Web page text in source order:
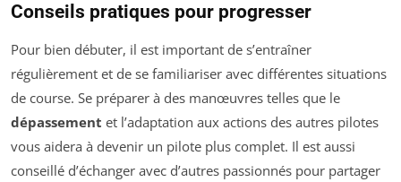
Conseils pratiques pour progresser
Pour bien débuter, il est important de s’entraîner
régulièrement et de se familiariser avec différentes situations
de course. Se préparer à des manœuvres telles que le
dépassement et l’adaptation aux actions des autres pilotes
vous aidera à devenir un pilote plus complet. Il est aussi
conseillé d’échanger avec d’autres passionnés pour partager